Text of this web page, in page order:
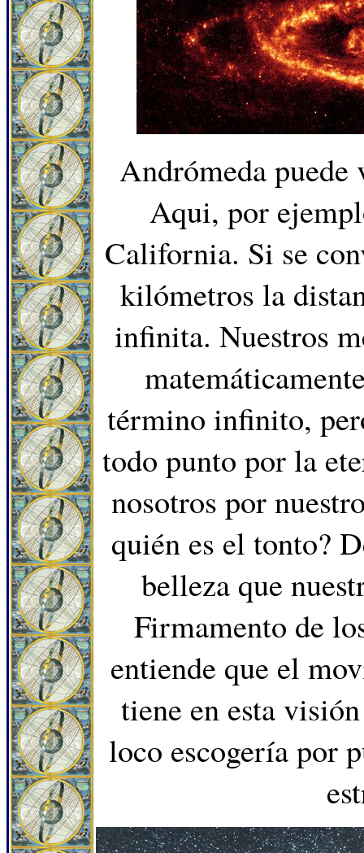
Andrómeda puede
Aqui, por
California. Si se
kilómetros la
infinita. Nuestros
término infinito,
todo punto por la
nosotros por
quién es el tonto?
belleza que
Firmamento de
entiende que el
tiene en esta
loco escogería por